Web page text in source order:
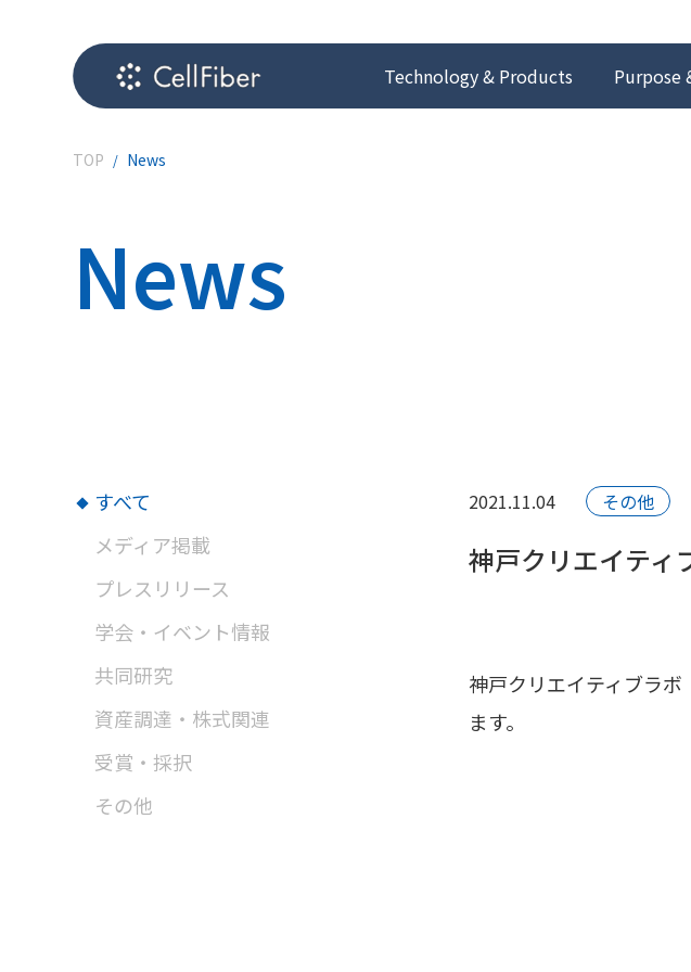
Technology & Products Purpose
TOP News
News
2021.11.04 その他
神戸クリエイティ
神戸クリエイティブラ
ます。
すべて
メディア掲載
プレスリリース
学会・イベント情報
共同研究
資産調達・株式関連
受賞・採択
その他